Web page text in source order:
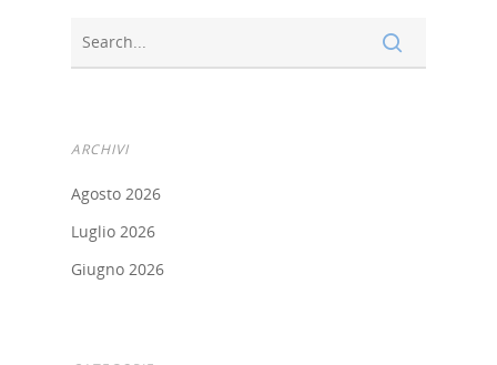
ARCHIVI
Agosto 2026
Luglio 2026
Giugno 2026
Finance Digital Index